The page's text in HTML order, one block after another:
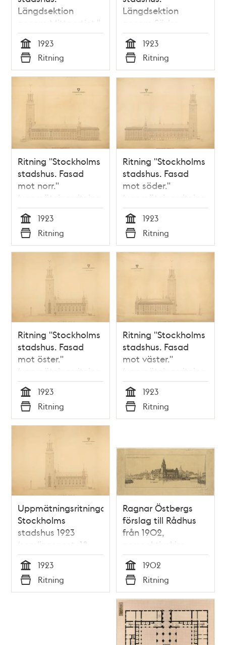
Längdsektion
genom Mittpartiet."
(uppmätningsritning
1923)
Tid
1923
Typ
Ritning
Längdsektion
genom Södra
längan."
(uppmätningsritning
1923)
Tid
1923
Typ
Ritning
Ritning "Stockholms
stadshus. Fasad
mot norr."
(uppmätningsritning
1923)
Tid
1923
Typ
Ritning
Ritning "Stockholms
stadshus. Fasad
mot söder."
(uppmätningsritning
1923)
Tid
1923
Typ
Ritning
Ritning "Stockholms
stadshus. Fasad
mot öster."
(uppmätningsritning
1923)
Tid
1923
Typ
Ritning
Ritning "Stockholms
stadshus. Fasad
mot väster."
(uppmätningsritning
1923)
Tid
1923
Typ
Ritning
Uppmätningsritningar
Stockholms
stadshus 1923
(samlingspost, 18
ritningar)
Tid
1923
Typ
Ritning
Ragnar Östbergs
förslag till Rådhus
från 1902,
perspektivskiss
Tid
1902
Typ
Ritning